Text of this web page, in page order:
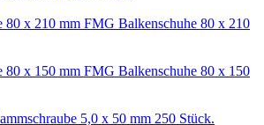
FMG Balkenschuhe 80 x 210
FMG Balkenschuhe 80 x 150